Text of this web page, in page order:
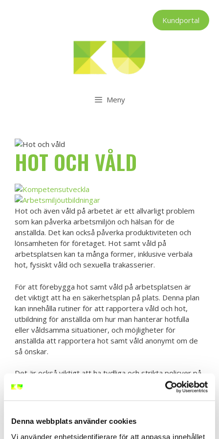
Denna webbplats använder cookies
Vi använder enhetsidentifierare för att anpassa innehållet
Kundportal
Meny
HOT OCH VÅLD
Hot och även våld på arbetet är ett allvarligt problem
som kan påverka arbetsmiljön och hälsan för de
anställda. Det kan också påverka produktiviteten och
lönsamheten för företaget. Hot samt våld på
arbetsplatsen kan ta många former, inklusive verbala
hot, fysiskt våld och sexuella trakasserier.
För att förebygga hot samt våld på arbetsplatsen är
det viktigt att ha en säkerhetsplan på plats. Denna plan
kan innehålla rutiner för att rapportera våld och hot,
utbildning för anställda om hur man hanterar hotfulla
eller våldsamma situationer, och möjligheter för
anställda att rapportera hot samt våld anonymt om de
så önskar.
Det är också viktigt att ha tydliga och strikta policyer på
plats som förbjuder våld och hot på arbetsplatsen och
som fastställer konsekvenserna för dem som bryter
vilken hjälp och stöd som finns tillgängligt för dem om
de blir utsatta på arbetsplatsen.